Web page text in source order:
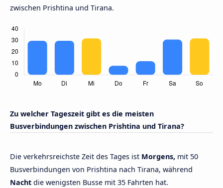
zwischen Prishtina und Tirana.
Zu welcher Tageszeit gibt es die meisten
Busverbindungen zwischen Prishtina und Tirana?
Die verkehrsreichste Zeit des Tages ist Morgens, mit 50
Busverbindungen von Prishtina nach Tirana, während
Nacht die wenigsten Busse mit 35 Fahrten hat.